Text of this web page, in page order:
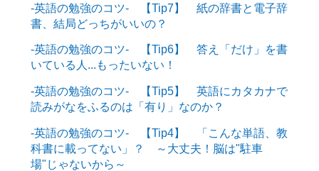
-英語の勉強のコツ- 【Tip7】 紙の辞書と電子辞
書、結局どっちがいいの？
-英語の勉強のコツ- 【Tip6】 答え「だけ」を書
いている人...もったいない！
-英語の勉強のコツ- 【Tip5】 英語にカタカナで
読みがなをふるのは「有り」なのか？
-英語の勉強のコツ- 【Tip4】 「こんな単語、教
科書に載ってない」？ ～大丈夫！脳は"駐車
場"じゃないから～